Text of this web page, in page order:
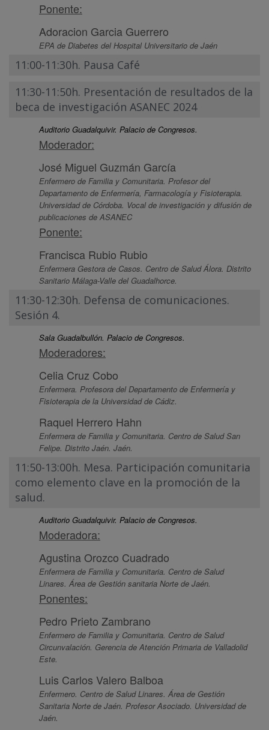
Ponente:
Adoracion Garcia Guerrero
EPA de Diabetes del Hospital Universitario de Jaén
11:00-11:30h. Pausa Café
11:30-11:50h. Presentación de resultados de la
beca de investigación ASANEC 2024
Auditorio Guadalquivir. Palacio de Congresos.
Moderador:
José Miguel Guzmán García
Enfermero de Familia y Comunitaria. Profesor del
Departamento de Enfermería, Farmacología y Fisioterapia.
Universidad de Córdoba. Vocal de investigación y difusión de
publicaciones de ASANEC
Ponente:
Francisca Rubio Rubio
Enfermera Gestora de Casos. Centro de Salud Álora. Distrito
Sanitario Málaga-Valle del Guadalhorce.
11:30-12:30h. Defensa de comunicaciones.
Sesión 4.
Sala Guadalbullón. Palacio de Congresos.
Moderadores:
Celia Cruz Cobo
Enfermera. Profesora del Departamento de Enfermería y
Fisioterapia de la Universidad de Cádiz.
Raquel Herrero Hahn
Enfermera de Familia y Comunitaria. Centro de Salud San
Felipe. Distrito Jaén. Jaén.
11:50-13:00h. Mesa. Participación comunitaria
como elemento clave en la promoción de la
salud.
Auditorio Guadalquivir. Palacio de Congresos.
Moderadora:
Agustina Orozco Cuadrado
Enfermera de Familia y Comunitaria. Centro de Salud
Linares. Área de Gestión sanitaria Norte de Jaén.
Ponentes:
Pedro Prieto Zambrano
Enfermero de Familia y Comunitaria. Centro de Salud
Circunvalación. Gerencia de Atención Primaria de Valladolid
Este.
Luis Carlos Valero Balboa
Enfermero. Centro de Salud Linares. Área de Gestión
Sanitaria Norte de Jaén. Profesor Asociado. Universidad de
Jaén.